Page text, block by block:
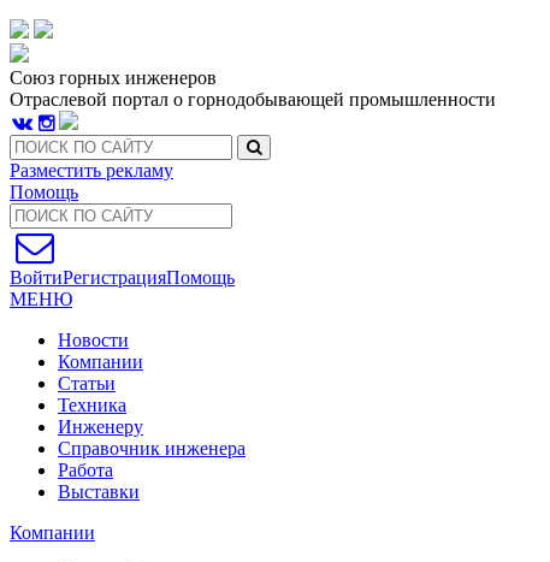
Союз горных инженеров
Отраслевой портал о горнодобывающей промышленности
Разместить рекламу
Помощь
ВойтиРегистрацияПомощь
МЕНЮ
Новости
Компании
Статьи
Техника
Инженеру
Справочник инженера
Работа
Выставки
Компании